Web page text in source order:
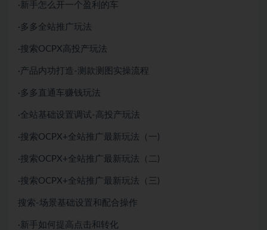
·新手怎么开一个盈利的车
·多多全站推广玩法
·搜索OCPX高投产玩法
·产品内功打造-测款测图实操流程
·多多直通车赚钱玩法
·全站基础设置调试-高投产玩法
·搜索OCPX+全站推广最新玩法（一)
·搜索OCPX+全站推广最新玩法（二)
·搜索OCPX+全站推广最新玩法（三)
搜索-场景基础设置和配合操作
·新手如何提高点击和转化